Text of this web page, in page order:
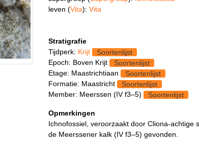
leven (Vita): Vita
Stratigrafie
Tijdperk: Krijt
Soortenlijst
Epoch: Boven Krijt
Soortenlijst
Etage: Maastrichtiaan
Soortenlijst
Formatie: Maastricht
Soortenlijst
Member: Meerssen (IV f3–5)
Soortenlijst
Opmerkingen
Ichnofossiel, veroorzaakt door Cliona-achtige
de Meerssener kalk (IV f3–5) gevonden.